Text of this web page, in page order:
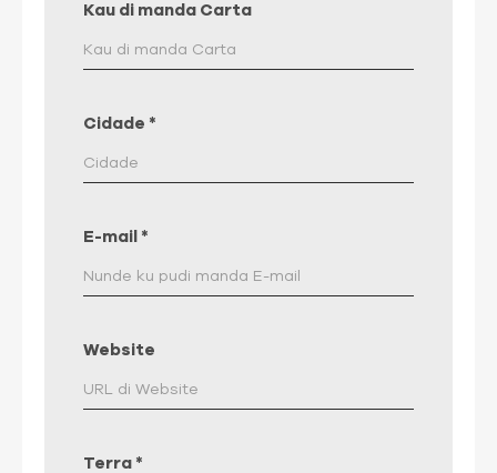
Kau di manda Carta
Cidade *
E-mail *
Website
Terra *